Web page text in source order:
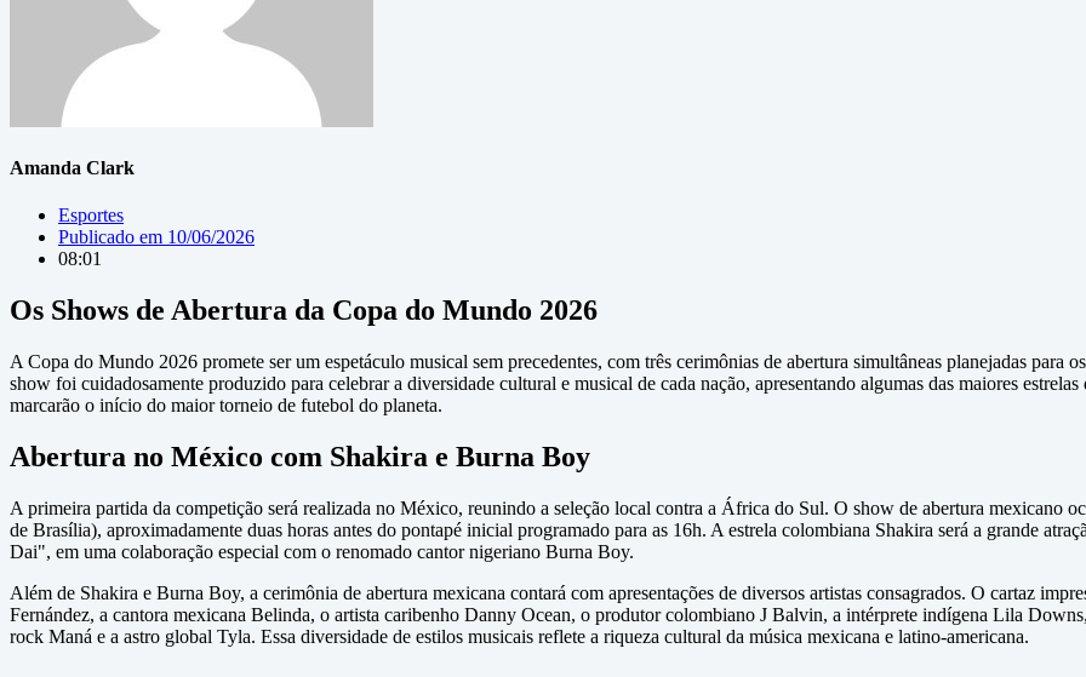
Amanda Clark
Esportes
Publicado em 10/06/2026
08:01
Os Shows de Abertura da Copa do Mundo 2026
A Copa do Mundo 2026 promete ser um espetáculo musical sem precedentes, com três cerimônias de abertura simultâneas planejadas para
show foi cuidadosamente produzido para celebrar a diversidade cultural e musical de cada nação, apresentando algumas das maiores
marcarão o início do maior torneio de futebol do planeta.
Abertura no México com Shakira e Burna Boy
A primeira partida da competição será realizada no México, reunindo a seleção local contra a África do Sul. O show de abertura mexicano
de Brasília), aproximadamente duas horas antes do pontapé inicial programado para as 16h. A estrela colombiana Shakira será a grande
Dai", em uma colaboração especial com o renomado cantor nigeriano Burna Boy.
Além de Shakira e Burna Boy, a cerimônia de abertura mexicana contará com apresentações de diversos artistas consagrados. O cartaz
Fernández, a cantora mexicana Belinda, o artista caribenho Danny Ocean, o produtor colombiano J Balvin, a intérprete indígena Lila
rock Maná e a astro global Tyla. Essa diversidade de estilos musicais reflete a riqueza cultural da música mexicana e latino-americana.